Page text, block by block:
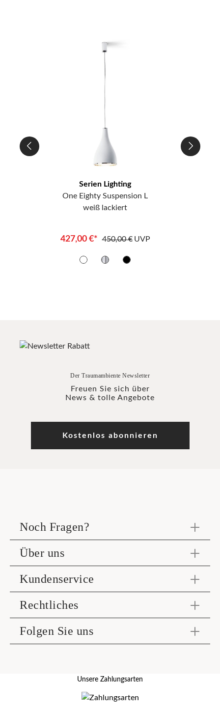
Serien Lighting
One Eighty Suspension L
weiß lackiert
427,00 €* 450,00 € UVP
Der Traumambiente Newsletter
Freuen Sie sich über
News & tolle Angebote
Kostenlos abonnieren
Noch Fragen?
Über uns
Kundenservice
Rechtliches
Folgen Sie uns
Unsere Zahlungsarten